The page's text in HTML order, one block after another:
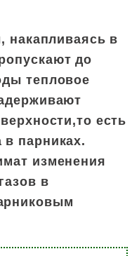
накапливаясь в
до
тепловое
есть
парниках.
изменения
в